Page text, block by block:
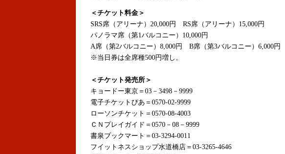
＜チケット料金＞
SRS席（アリーナ）20,000円 RS席（アリーナ）15,000円
パノラマ席（第1バルコニー）10,000円
A席（第2バルコニー）8,000円 B席（第3バルコニー）6,000円
※当日券は全席種500円増し。
＜チケット発売所＞
キョードー東京＝03－3498－9999
電子チケットぴあ＝0570-02-9999
ローソンチケット＝0570-08-4003
ＣＮプレイガイド＝0570－08－9999
書泉ブックマート＝03-3294-0011
フイットネスショップ水道橋店＝03-3265-4646